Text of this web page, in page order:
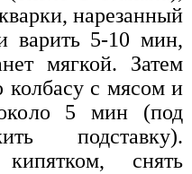
нарезанный
варить 5-10 мин,
мягкой. Затем
колбасу с мясом и
5 мин (под
подставку).
снять